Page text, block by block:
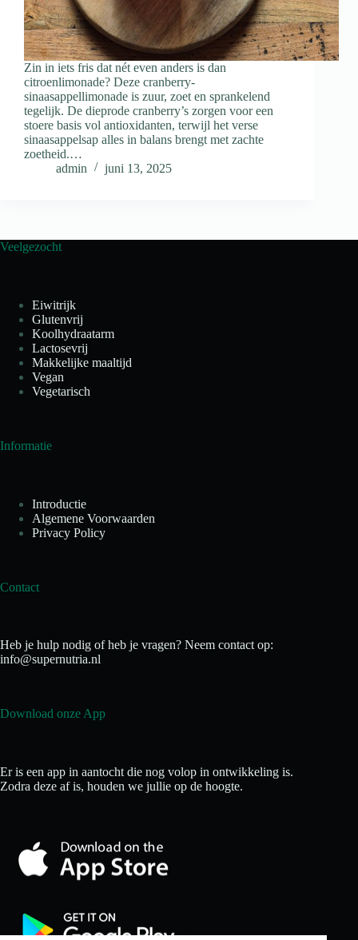
Zin in iets fris dat nét even anders is dan
citroenlimonade? Deze cranberry-
sinaasappellimonade is zuur, zoet en sprankelend
tegelijk. De dieprode cranberry’s zorgen voor een
stoere basis vol antioxidanten, terwijl het verse
sinaasappelsap alles in balans brengt met zachte
zoetheid.…
admin
juni 13, 2025
Veelgezocht
Eiwitrijk
Glutenvrij
Koolhydraatarm
Lactosevrij
Makkelijke maaltijd
Vegan
Vegetarisch
Informatie
Introductie
Algemene Voorwaarden
Privacy Policy
Contact
Heb je hulp nodig of heb je vragen? Neem contact op:
info@supernutria.nl
Download onze App
Er is een app in aantocht die nog volop in ontwikkeling is.
Zodra deze af is, houden we jullie op de hoogte.